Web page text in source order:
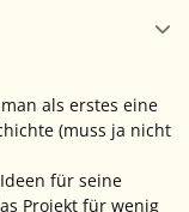
als erstes eine
(muss ja nicht
für seine
Projekt für wenig